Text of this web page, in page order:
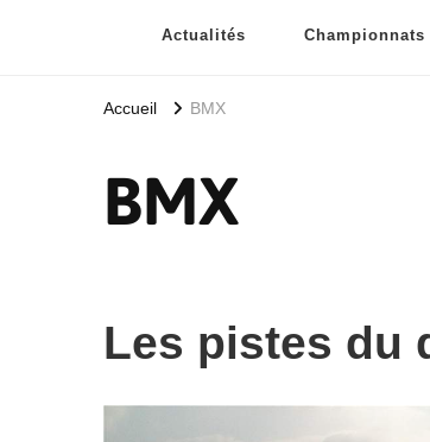
Actualités Championnats
Accueil BMX
BMX
Les pistes du